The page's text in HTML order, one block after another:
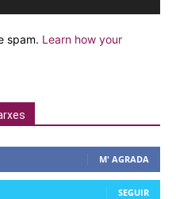
spam. Learn how your
M' AGRADA
SEGUIR